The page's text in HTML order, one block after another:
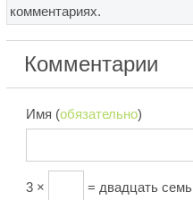
комментариях.
Комментарии
Имя (обязательно)
3 × = двадцать семь